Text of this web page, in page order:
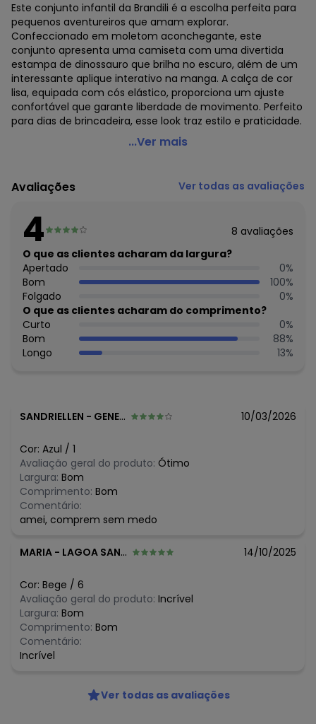
Este conjunto infantil da Brandili é a escolha perfeita para
pequenos aventureiros que amam explorar.
Confeccionado em moletom aconchegante, este
conjunto apresenta uma camiseta com uma divertida
estampa de dinossauro que brilha no escuro, além de um
interessante aplique interativo na manga. A calça de cor
lisa, equipada com cós elástico, proporciona um ajuste
confortável que garante liberdade de movimento. Perfeito
para dias de brincadeira, esse look traz estilo e praticidade.
Brandili - Conjunto Infantil Menino de DinossauroAzul
Modelagem: Ampla
Comprimento da Manga: Longa
Decote Frente : Redondo
Decote Costas: Redondo
Fornecedor: BRANDILI TÊXTIL LTDA / CNPJ 84.229.889/0001-
Feito: Brasil
Cuidados para conservação do produto: Não usar
alvejante a base de cloro
Tecido: Moletom
Composição: 100% ALGODÃO
...Ver mais
Avaliações Ver todas as avaliações
4 8 avaliações
O que as clientes acharam da largura?
Apertado
0%
Bom
100%
Folgado
0%
O que as clientes acharam do comprimento?
Curto
0%
Bom
88%
Longo
13%
SANDRIELLEN - GENERAL CARNEIRO - PR 10/03/2026
Cor: Azul / 1
Avaliação geral do produto: Ótimo
Largura: Bom
Comprimento: Bom
Comentário:
amei, comprem sem medo
MARIA - LAGOA SANTA - MG 14/10/2025
Cor: Bege / 6
Avaliação geral do produto: Incrível
Largura: Bom
Comprimento: Bom
Comentário:
Incrível
Ver todas as avaliações